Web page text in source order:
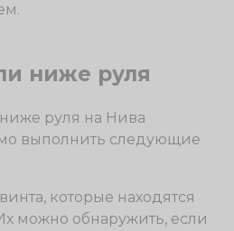
ниже руля
руля на Нива
выполнить следующие
которые находятся
можно обнаружить, если